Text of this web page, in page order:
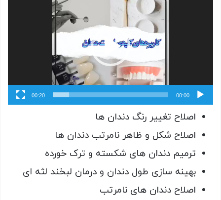
00:00
00:20
اصلاح تغییر رنگ دندان ها
اصلاح شکل و ظاهر نامرتب دندان ها
ترمیم دندان های شکسته و ترک خورده
بهینه سازی طول دندان و درمان لبخند لثه ای
اصلاح دندان های نامرتب